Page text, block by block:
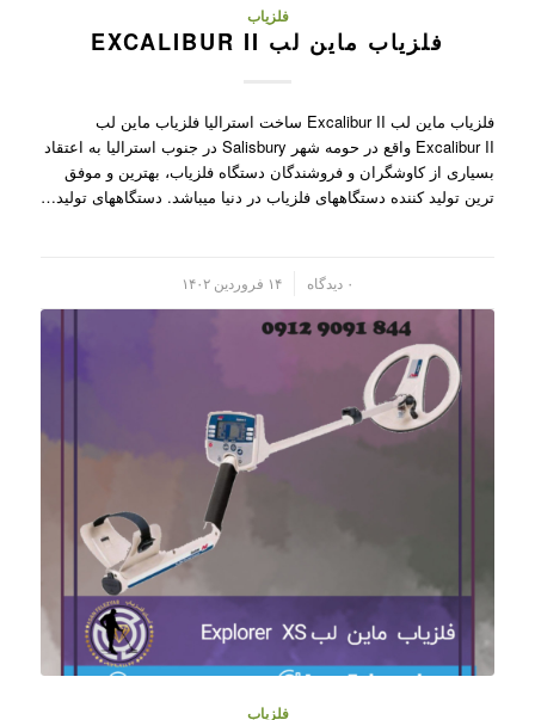
فلزیاب
فلزیاب ماین لب EXCALIBUR II
فلزیاب ماین لب Excalibur II ساخت استرالیا فلزیاب ماین لب
Excalibur II واقع در حومه شهر Salisbury در جنوب استرالیا به اعتقاد
بسیاری از کاوشگران و فروشندگان دستگاه فلزیاب، بهترین و موفق
ترین تولید کننده دستگاههای فلزیاب در دنیا میباشد. دستگاههای تولید…
۰ دیدگاه ۱۴ فروردین ۱۴۰۲
فلزیاب